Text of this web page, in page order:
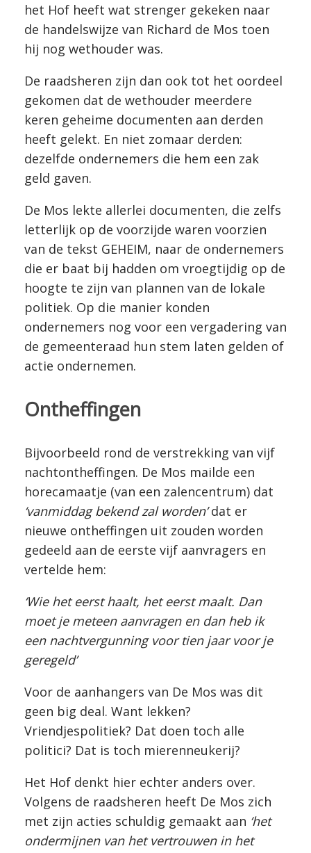
het Hof heeft wat strenger gekeken naar
de handelswijze van Richard de Mos toen
hij nog wethouder was.
De raadsheren zijn dan ook tot het oordeel
gekomen dat de wethouder meerdere
keren geheime documenten aan derden
heeft gelekt. En niet zomaar derden:
dezelfde ondernemers die hem een zak
geld gaven.
De Mos lekte allerlei documenten, die zelfs
letterlijk op de voorzijde waren voorzien
van de tekst GEHEIM, naar de ondernemers
die er baat bij hadden om vroegtijdig op de
hoogte te zijn van plannen van de lokale
politiek. Op die manier konden
ondernemers nog voor een vergadering van
de gemeenteraad hun stem laten gelden of
actie ondernemen.
Ontheffingen
Bijvoorbeeld rond de verstrekking van vijf
nachtontheffingen. De Mos mailde een
horecamaatje (van een zalencentrum) dat
‘vanmiddag bekend zal worden’dat er
nieuwe ontheffingen uit zouden worden
gedeeld aan de eerste vijf aanvragers en
vertelde hem:
‘Wie het eerst haalt, het eerst maalt. Dan
moet je meteen aanvragen en dan heb ik
een nachtvergunning voor tien jaar voor je
geregeld’
Voor de aanhangers van De Mos was dit
geen big deal. Want lekken?
Vriendjespolitiek? Dat doen toch alle
politici? Dat is toch mierenneukerij?
Het Hof denkt hier echter anders over.
Volgens de raadsheren heeft De Mos zich
met zijn acties schuldig gemaakt aan ‘het
ondermijnen van het vertrouwen in het